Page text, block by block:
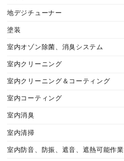
地デジチューナー
塗装
室内オゾン除菌、消臭システム
室内クリーニング
室内クリーニング＆コーティング
室内コーティング
室内消臭
室内清掃
室内防音、防振、遮音、遮熱可能作業